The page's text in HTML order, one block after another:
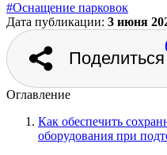
#Оснащение парковок
Дата публикации: 3 июня
Поделиться
Оглавление
Как обеспечить
оборудования при